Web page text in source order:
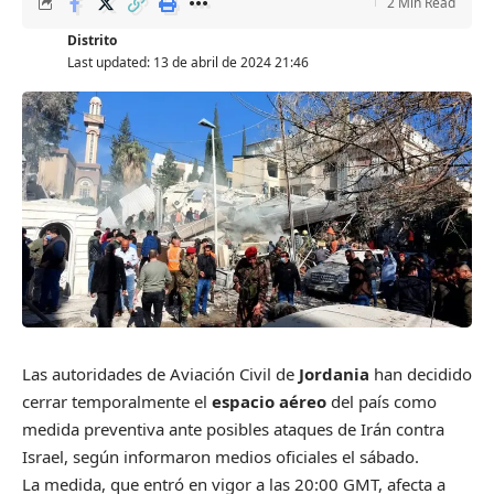
Last updated: 13 de abril de 2024 21:46
Distrito
Las autoridades de Aviación Civil de Jordania han decidido
cerrar temporalmente el espacio aéreo del país como
medida preventiva ante posibles ataques de Irán contra
Israel, según informaron medios oficiales el sábado.
La medida, que entró en vigor a las 20:00 GMT, afecta a